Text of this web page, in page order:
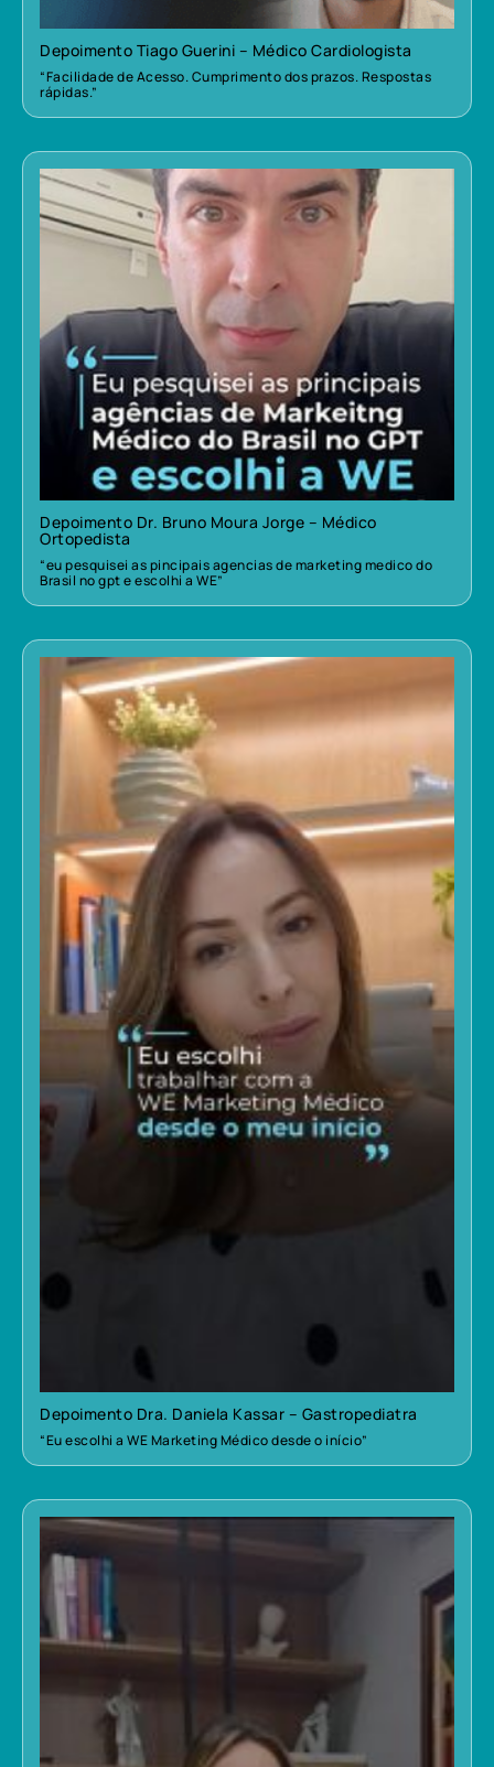
Depoimento Tiago Guerini – Médico Cardiologista
“Facilidade de Acesso. Cumprimento dos prazos. Respostas
rápidas.”
Depoimento Dr. Bruno Moura Jorge – Médico
Ortopedista
“eu pesquisei as pincipais agencias de marketing medico do
Brasil no gpt e escolhi a WE”
Depoimento Dra. Daniela Kassar – Gastropediatra
“Eu escolhi a WE Marketing Médico desde o início”